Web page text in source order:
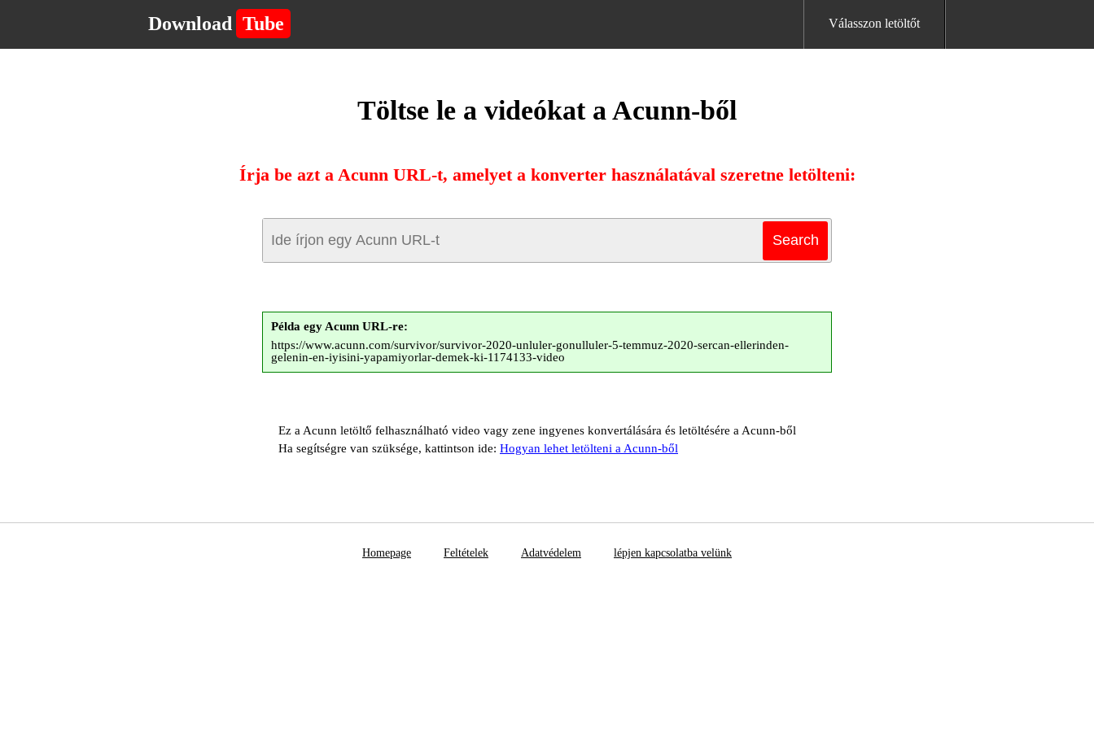
Download Tube Válasszon letöltőt
Töltse le a videókat a Acunn-ből
Írja be azt a Acunn URL-t, amelyet a konverter használatával szeretne letölteni:
Példa egy Acunn URL-re:
https://www.acunn.com/survivor/survivor-2020-unluler-gonulluler-5-temmuz-2020-sercan-ellerinden-
gelenin-en-iyisini-yapamiyorlar-demek-ki-1174133-video
Ez a Acunn letöltő felhasználható video vagy zene ingyenes konvertálására és letöltésére a Acunn-ből
Ha segítségre van szüksége, kattintson ide: Hogyan lehet letölteni a Acunn-ből
Homepage Feltételek Adatvédelem lépjen kapcsolatba velünk